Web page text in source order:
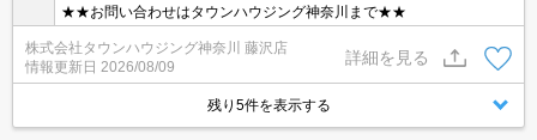
★★お問い合わせはタウンハウジング神奈川まで★★
株式会社タウンハウジング神奈川 藤沢店
情報更新日 2026/08/09
詳細を見る
残り5件を表示する